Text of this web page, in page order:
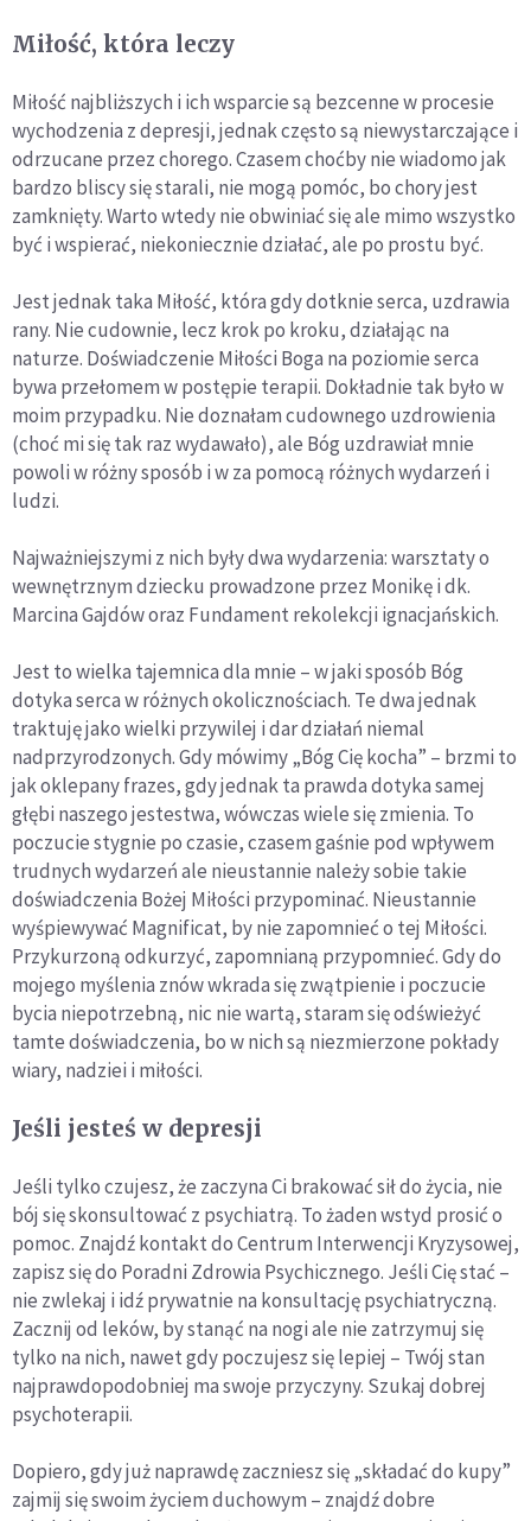
Miłość, która leczy
Miłość najbliższych i ich wsparcie są bezcenne w procesie
wychodzenia z depresji, jednak często są niewystarczające i
odrzucane przez chorego. Czasem choćby nie wiadomo jak
bardzo bliscy się starali, nie mogą pomóc, bo chory jest
zamknięty. Warto wtedy nie obwiniać się ale mimo wszystko
być i wspierać, niekoniecznie działać, ale po prostu być.
Jest jednak taka Miłość, która gdy dotknie serca, uzdrawia
rany. Nie cudownie, lecz krok po kroku, działając na
naturze. Doświadczenie Miłości Boga na poziomie serca
bywa przełomem w postępie terapii. Dokładnie tak było w
moim przypadku. Nie doznałam cudownego uzdrowienia
(choć mi się tak raz wydawało), ale Bóg uzdrawiał mnie
powoli w różny sposób i w za pomocą różnych wydarzeń i
ludzi.
Najważniejszymi z nich były dwa wydarzenia: warsztaty o
wewnętrznym dziecku prowadzone przez Monikę i dk.
Marcina Gajdów oraz Fundament rekolekcji ignacjańskich.
Jest to wielka tajemnica dla mnie – w jaki sposób Bóg
dotyka serca w różnych okolicznościach. Te dwa jednak
traktuję jako wielki przywilej i dar działań niemal
nadprzyrodzonych. Gdy mówimy „Bóg Cię kocha” – brzmi to
jak oklepany frazes, gdy jednak ta prawda dotyka samej
głębi naszego jestestwa, wówczas wiele się zmienia. To
poczucie stygnie po czasie, czasem gaśnie pod wpływem
trudnych wydarzeń ale nieustannie należy sobie takie
doświadczenia Bożej Miłości przypominać. Nieustannie
wyśpiewywać Magnificat, by nie zapomnieć o tej Miłości.
Przykurzoną odkurzyć, zapomnianą przypomnieć. Gdy do
mojego myślenia znów wkrada się zwątpienie i poczucie
bycia niepotrzebną, nic nie wartą, staram się odświeżyć
tamte doświadczenia, bo w nich są niezmierzone pokłady
wiary, nadziei i miłości.
Jeśli jesteś w depresji
Jeśli tylko czujesz, że zaczyna Ci brakować sił do życia, nie
bój się skonsultować z psychiatrą. To żaden wstyd prosić o
pomoc. Znajdź kontakt do Centrum Interwencji Kryzysowej,
zapisz się do Poradni Zdrowia Psychicznego. Jeśli Cię stać –
nie zwlekaj i idź prywatnie na konsultację psychiatryczną.
Zacznij od leków, by stanąć na nogi ale nie zatrzymuj się
tylko na nich, nawet gdy poczujesz się lepiej – Twój stan
najprawdopodobniej ma swoje przyczyny. Szukaj dobrej
psychoterapii.
Dopiero, gdy już naprawdę zaczniesz się „składać do kupy”
zajmij się swoim życiem duchowym – znajdź dobre